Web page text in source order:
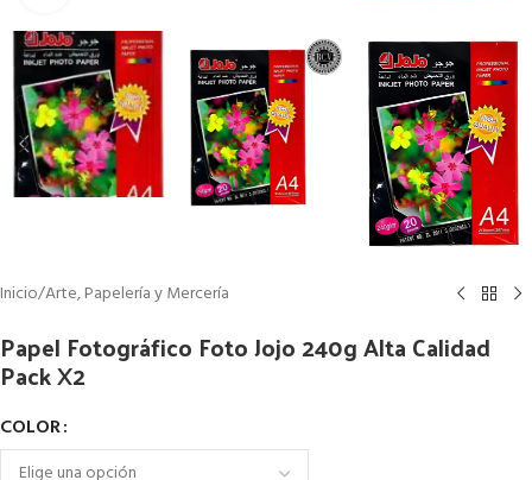
Inicio/Arte, Papelería y Mercería
Papel Fotográfico Foto Jojo 240g Alta Calidad
Pack X2
COLOR